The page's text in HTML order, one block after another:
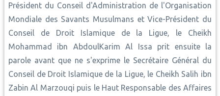
Président du Conseil d'Administration de l'Organisation
Mondiale des Savants Musulmans et Vice-Président du
Conseil de Droit Islamique de la Ligue, le Cheikh
Mohammad ibn AbdoulKarim Al Issa prit ensuite la
parole avant que ne s'exprime le Secrétaire Général du
Conseil de Droit Islamique de la Ligue, le Cheikh Salih ibn
Zabin Al Marzouqi puis le Haut Responsable des Affaires